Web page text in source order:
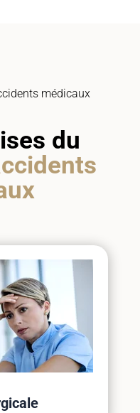
médicaux
du